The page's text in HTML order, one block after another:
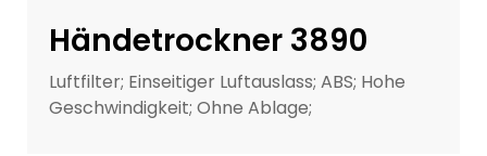
Händetrockner 3890
Luftfilter; Einseitiger Luftauslass; ABS; Hohe
Geschwindigkeit; Ohne Ablage;